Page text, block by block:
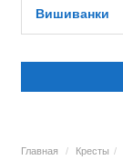
Вишиванки
Главная Кресты